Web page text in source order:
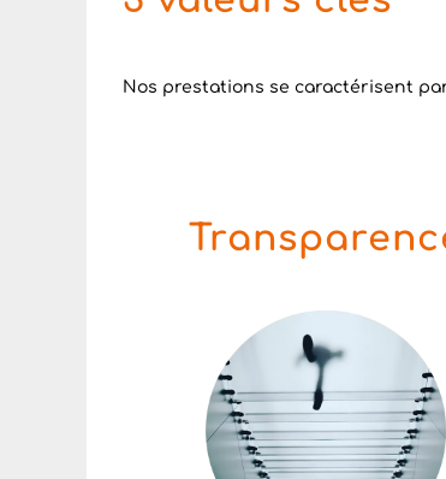
Nos prestations se caractérisent